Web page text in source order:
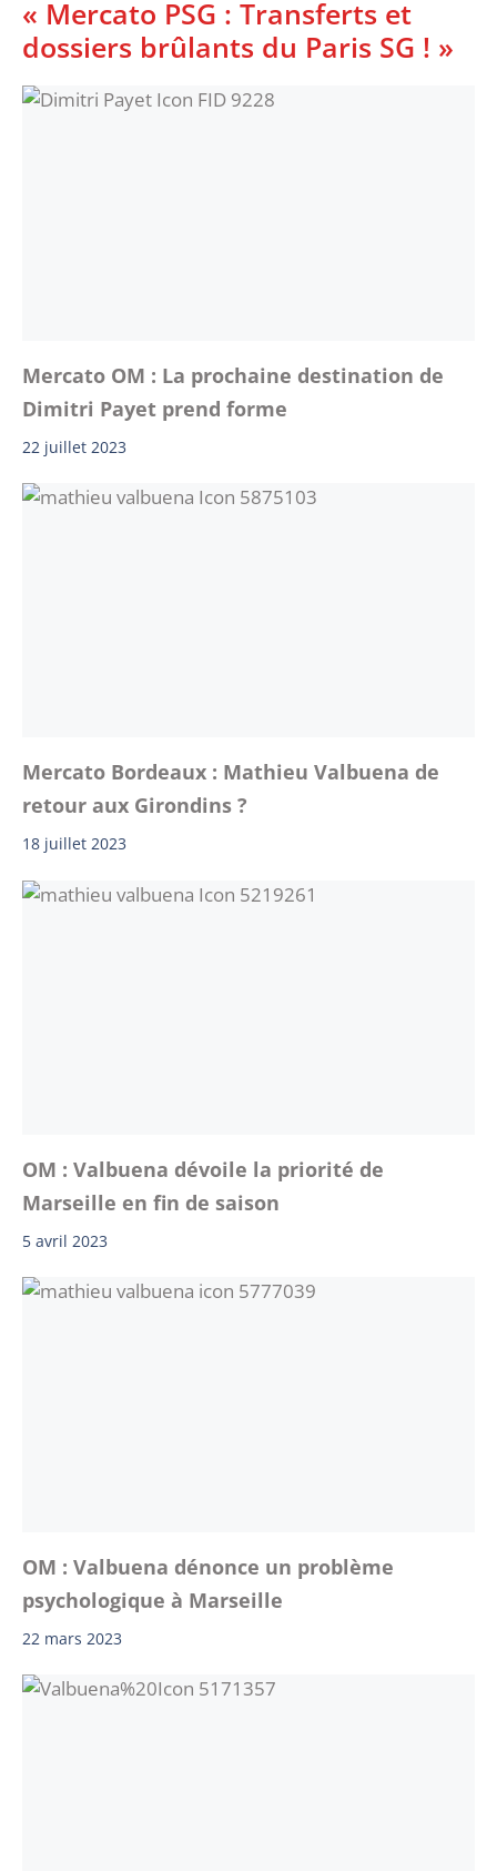
« Mercato PSG : Transferts et
dossiers brûlants du Paris SG ! »
Mercato OM : La prochaine destination de
Dimitri Payet prend forme
22 juillet 2023
Mercato Bordeaux : Mathieu Valbuena de
retour aux Girondins ?
18 juillet 2023
OM : Valbuena dévoile la priorité de
Marseille en fin de saison
5 avril 2023
OM : Valbuena dénonce un problème
psychologique à Marseille
22 mars 2023